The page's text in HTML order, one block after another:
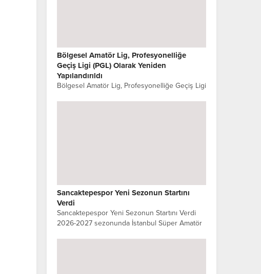
Bölgesel Amatör Lig, Profesyonelliğe
Geçiş Ligi (PGL) Olarak Yeniden
Yapılandırıldı
Bölgesel Amatör Lig, Profesyonelliğe Geçiş Ligi
Sancaktepespor Yeni Sezonun Startını
Verdi
Sancaktepespor Yeni Sezonun Startını Verdi
2026-2027 sezonunda İstanbul Süper Amatör